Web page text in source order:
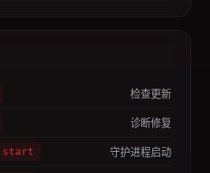
检查更新
诊断修复
start 守护进程启动